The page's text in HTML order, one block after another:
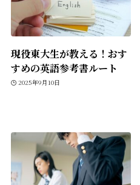
現役東大生が教える！おす
すめの英語参考書ルート
2025年9月10日